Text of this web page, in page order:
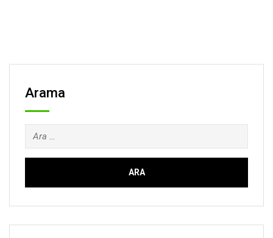
Arama
Arama: